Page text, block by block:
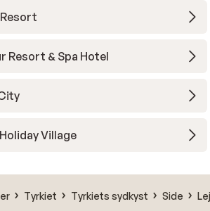
Resort & Spa Hotel
Village
Tyrkiet Tyrkiets sydkyst Side